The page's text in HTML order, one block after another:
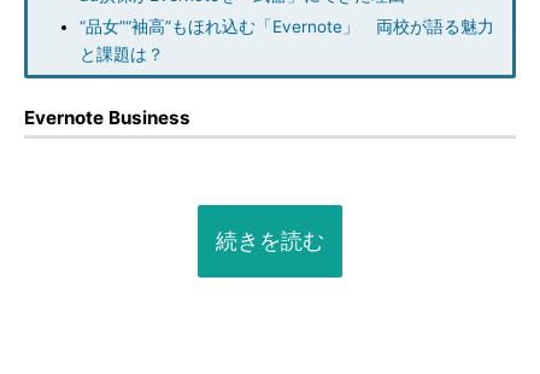
“品女”“袖高”もほれ込む「Evernote」 両校が語る魅力
と課題は？
Evernote Business
続きを読む